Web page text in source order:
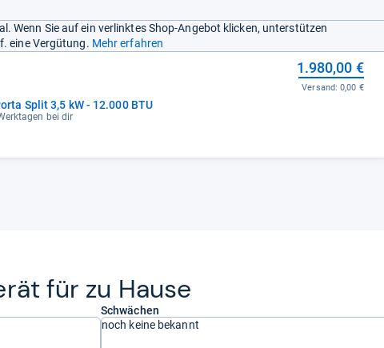
Wenn Sie auf ein verlinktes Shop-Angebot klicken, unterstützen
eine Vergütung. Mehr erfahren
Split 3,5 kW - 12.000 BTU
bei dir
1.980,00 €
Versand:0,00 €
für zu Hause
Schwächen
noch keine bekannt